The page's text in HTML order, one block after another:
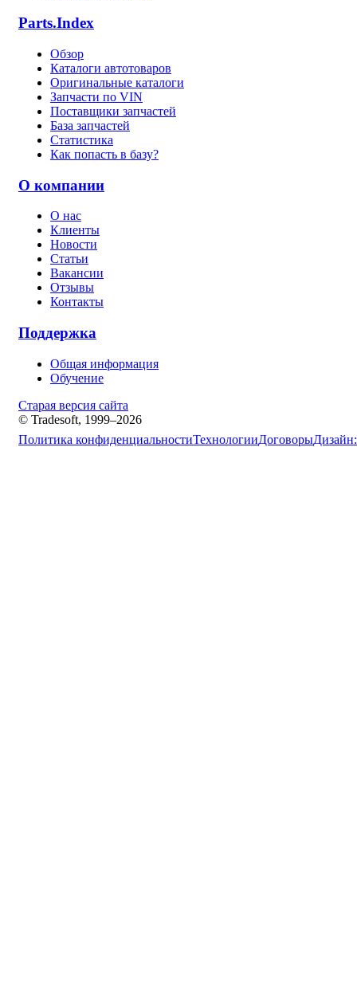
Parts.Index
Обзор
Каталоги автотоваров
Оригинальные каталоги
Запчасти по VIN
Поставщики запчастей
База запчастей
Статистика
Как попасть в базу?
О компании
О нас
Клиенты
Новости
Статьи
Вакансии
Отзывы
Контакты
Поддержка
Общая информация
Обучение
Старая версия сайта
© Tradesoft, 1999–2026
Политика конфиденциальностиТехнологииДоговорыДизайн: